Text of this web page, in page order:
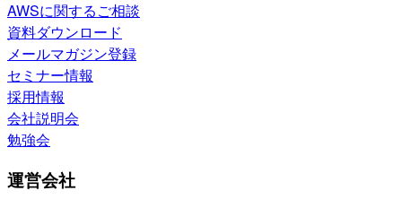
AWSに関するご相談
資料ダウンロード
メールマガジン登録
セミナー情報
採用情報
会社説明会
勉強会
運営会社